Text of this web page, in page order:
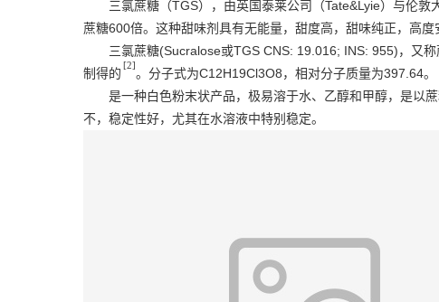
三氯蔗糖（TGS），由英国泰莱公司（Tate&Lyie）与伦
蔗糖600倍。这种甜味剂具有无能量，甜度高，甜味纯正，高度
三氯蔗糖(Sucralose或TGS CNS: 19.016; INS: 955)，又
制得的
[2]
。分子式为C12H19Cl3O8，相对分子质量为397.64。
是一种白色粉末状产品，极易溶于水、 乙醇和甲醇，是以
不，稳定性好，尤其在水溶液中特别稳定。